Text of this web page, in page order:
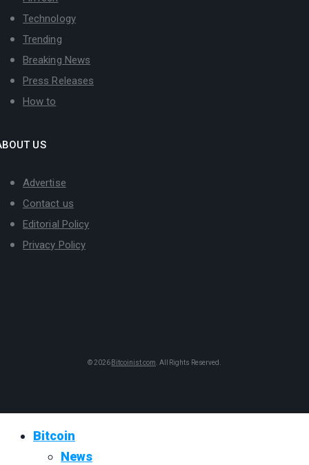
Technology
Trending
Breaking News
Press Releases
How to
US
Advertise
Contact us
Editorial Policy
Privacy Policy
© 2026 Bitcoinist.com. All Rights Reserved.
Bitcoin
News